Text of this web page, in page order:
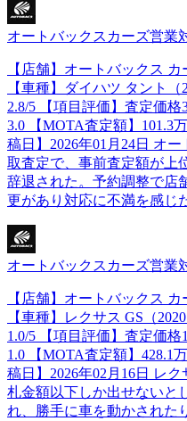
オートバックスカーズ営業
【店舗】オートバックス
【車種】ダイハツ タント（
2.8/5 【項目評価】査定価
3.0 【MOTA査定額】101.3
稿日】2026年01月24日 オ
取査定で、事前査定額が上
辞退された。予約調整で店
更があり対応に不満を感じ
オートバックスカーズ営業
【店舗】オートバックス
【車種】レクサス GS（
1.0/5 【項目評価】査定価
1.0 【MOTA査定額】428.1
稿日】2026年02月16日 レ
札金額以下しか出せないと
れ、勝手に車を動かされた